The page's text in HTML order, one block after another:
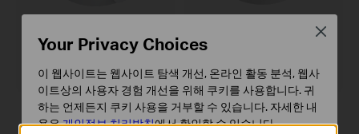
VJB-300 VJB-305
Your Privacy Choices
이 웹사이트는 웹사이트 탐색 개선, 온라인 활동 분석, 웹사
이트상의 사용자 경험 개선을 위해 쿠키를 사용합니다. 귀
하는 언제든지 쿠키 사용을 거부할 수 있습니다. 자세한 내
용은개인정보 처리방침에서 확인할 수 있습니다.
Close